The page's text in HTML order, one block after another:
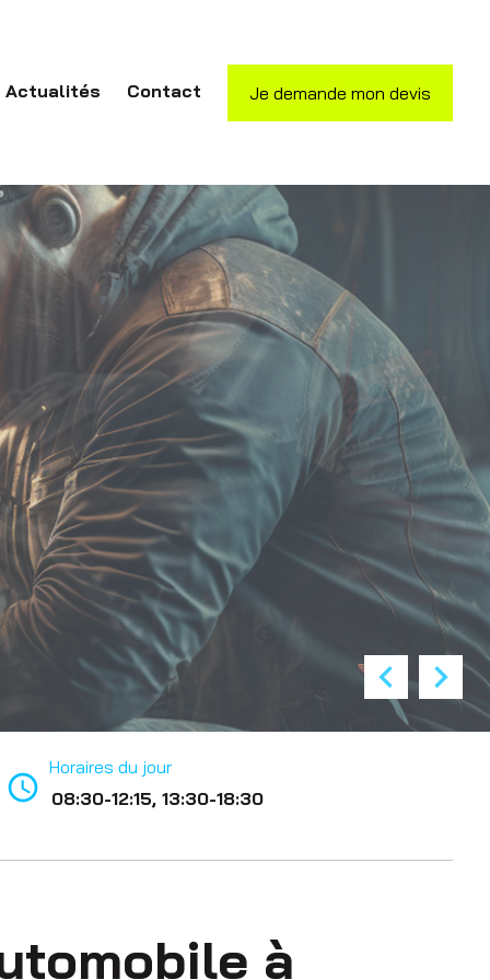
Actualités Contact Je demande mon devis
access_time
Horaires du jour
08:30-12:15, 13:30-18:30
à